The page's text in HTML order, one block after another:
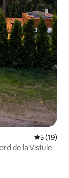
5 (19)
de la Vistule